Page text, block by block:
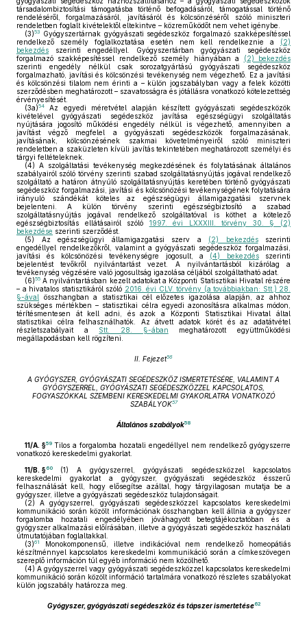
társadalombiztosítási támogatásba történő befogadásáról, támogatással történő
rendeléséről, forgalmazásáról, javításáról és kölcsönzéséről szóló miniszteri
rendeletben foglalt kivételektől eltekintve – közreműködőt nem vehet igénybe.
(3)53
Gyógyszertárnak gyógyászati segédeszköz forgalmazó szakképesítéssel
rendelkező személy foglalkoztatása esetén nem kell rendelkeznie a (2)
bekezdés szerinti engedéllyel. Gyógyszertárban gyógyászati segédeszköz
forgalmazó szakképesítéssel rendelkező személy hiányában a
(2) bekezdés
szerinti engedély nélkül csak sorozatgyártású gyógyászati segédeszköz
forgalmazható, javítási és kölcsönzési tevékenység nem végezhető. Ez a javítási
és kölcsönzési tilalom nem érinti a – külön jogszabályban vagy a felek közötti
szerződésben meghatározott – szavatosságra és jótállásra vonatkozó kötelezettség
érvényesítését.
(3a)54
Az egyedi méretvétel alapján készített gyógyászati segédeszközök
kivételével gyógyászati segédeszköz javítása egészségügyi szolgáltatás
nyújtására jogosító működési engedély nélkül is végezhető, amennyiben a
javítást végző megfelel a gyógyászati segédeszközök forgalmazásának,
javításának, kölcsönzésének szakmai követelményeiről szóló miniszteri
rendeletben a szaküzleten kívüli javítás tekintetében meghatározott személyi és
tárgyi feltételeknek.
(4) A szolgáltatási tevékenység megkezdésének és folytatásának általános
szabályairól szóló törvény szerinti szabad szolgáltatásnyújtás jogával rendelkező
szolgáltató a határon átnyúló szolgáltatásnyújtás keretében történő gyógyászati
segédeszköz forgalmazási, javítási és kölcsönözési tevékenységének folytatására
irányuló szándékát köteles az egészségügyi államigazgatási szervnek
bejelenteni. A külön törvény szerinti egészségbiztosító a szabad
szolgáltatásnyújtás jogával rendelkező szolgáltatóval is köthet a kötelező
egészségbiztosítás ellátásairól szóló 1997. évi LXXXIII. törvény 30. § (2)
bekezdése szerinti szerződést.
(5) Az egészségügyi államigazgatási szerv a (2) bekezdésszerinti
engedéllyel rendelkezőkről, valamint a gyógyászati segédeszköz forgalmazási,
javítási és kölcsönözési tevékenységre jogosult, a (4) bekezdésszerinti
bejelentést tevőkről nyilvántartást vezet. A nyilvántartásból kizárólag a
tevékenység végzésére való jogosultság igazolása céljából szolgáltatható adat.
(6)55 A nyilvántartásban kezelt adatokat a Központi Statisztikai Hivatal részére
– a hivatalos statisztikáról szóló 2016. évi CLV. törvény (a továbbiakban: Stt.) 28.
§-ával összhangban a statisztikai cél előzetes igazolása alapján, az ahhoz
szükséges mértékben – statisztikai célra egyedi azonosításra alkalmas módon,
térítésmentesen át kell adni, és azok a Központi Statisztikai Hivatal által
statisztikai célra felhasználhatók. Az átvett adatok körét és az adatátvétel
részletszabályait a Stt. 28. §-ában meghatározott együttműködési
megállapodásban kell rögzíteni.
II. Fejezet56
A GYÓGYSZER, GYÓGYÁSZATI SEGÉDESZKÖZ ISMERTETÉSÉRE, VALAMINT A
GYÓGYSZERREL, GYÓGYÁSZATI SEGÉDESZKÖZZEL KAPCSOLATOS,
FOGYASZÓKKAL SZEMBENI KERESKEDELMI GYAKORLATRA VONATKOZÓ
SZABÁLYOK57
Általános szabályok58
11/A. §59 Tilos a forgalomba hozatali engedéllyel nem rendelkező gyógyszerre
vonatkozó kereskedelmi gyakorlat.
11/B. §60 (1) A gyógyszerrel, gyógyászati segédeszközzel kapcsolatos
kereskedelmi gyakorlat a gyógyszer, gyógyászati segédeszköz ésszerű
felhasználását kell, hogy elősegítse azáltal, hogy tárgyilagosan mutatja be a
gyógyszer, illetve a gyógyászati segédeszköz tulajdonságait.
(2) A gyógyszerrel, gyógyászati segédeszközzel kapcsolatos kereskedelmi
kommunikáció során közölt információnak összhangban kell állnia a gyógyszer
forgalomba hozatali engedélyében jóváhagyott betegtájékoztatóban és a
gyógyszer alkalmazási előírásában, illetve a gyógyászati segédeszköz használati
útmutatójában foglaltakkal.
(3)61
Monokomponensű, illetve indikációval nem rendelkező homeopátiás
készítménnyel kapcsolatos kereskedelmi kommunikáció során a címkeszövegen
szereplő információn túl egyéb információ nem közölhető.
(4) A gyógyszerrel vagy gyógyászati segédeszközzel kapcsolatos kereskedelmi
kommunikáció során közölt információ tartalmára vonatkozó részletes szabályokat
külön jogszabály határozza meg.
Gyógyszer, gyógyászati segédeszköz és tápszer ismertetése62